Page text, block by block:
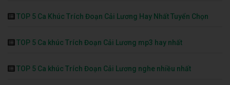
TOP 5 Ca Khúc Trích Đoạn Cải Lương Hay Nhất Tuyển Chọn
TOP 5 Ca khúc Trích Đoạn Cải Lương mp3 hay nhất
TOP 5 Ca khúc Trích Đoạn Cải Lương nghe nhiều nhất